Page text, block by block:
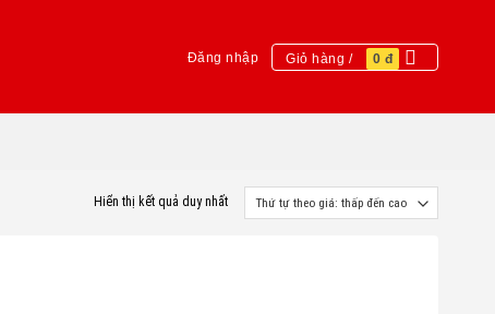
Đăng nhập Giỏ hàng / 0 đ
Hiển thị kết quả duy nhất